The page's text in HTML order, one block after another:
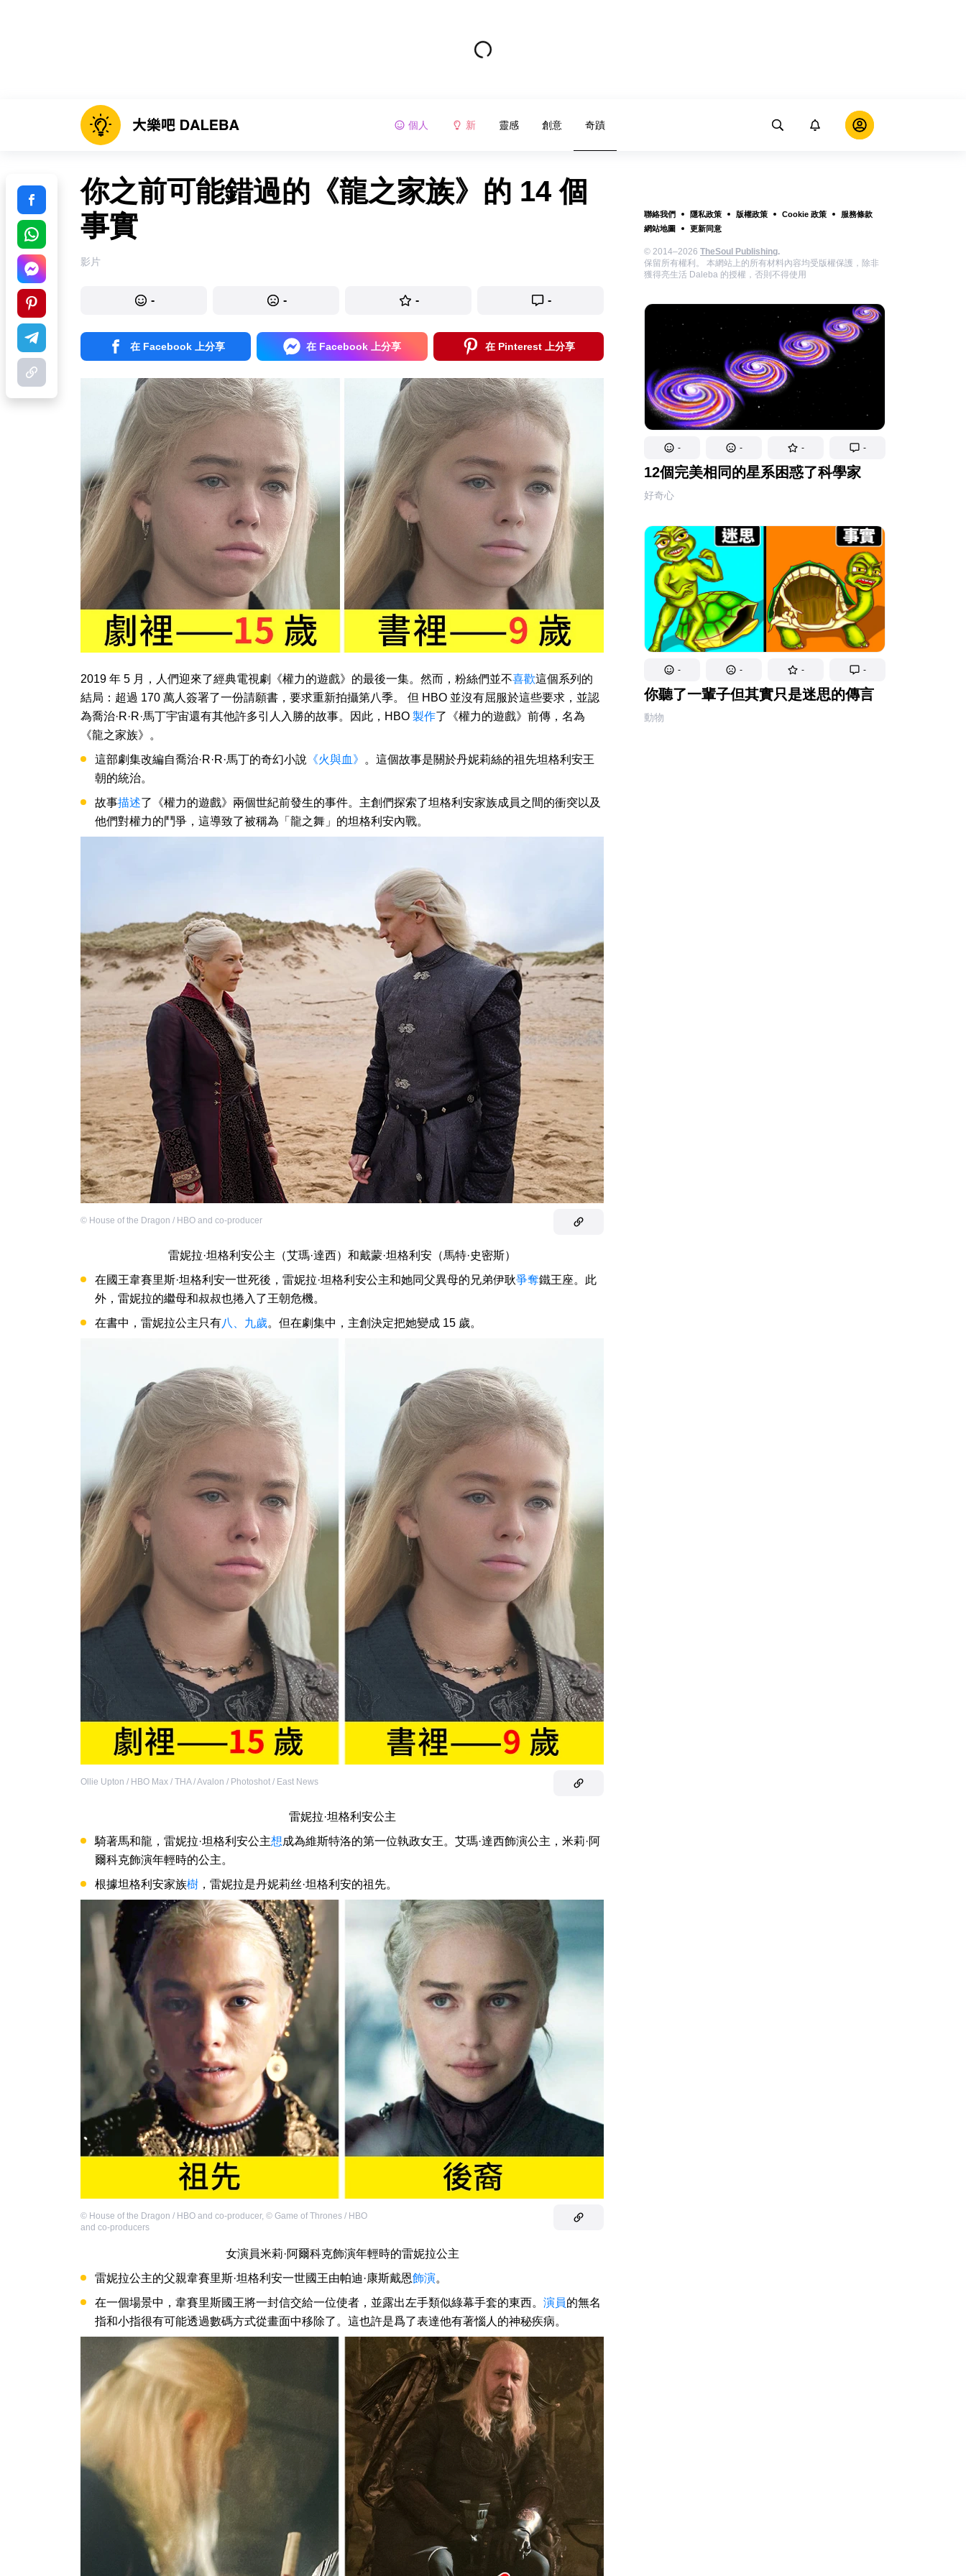
個人 新 靈感 創意 奇蹟
聯絡我們 隱私政策 版權政策 Cookie 政策
服務條款
網站地圖
更新同意
© 2014–2026 TheSoul Publishing.
保留所有權利。 本網站上的所有材料內容均受版權保護，除非
獲得亮生活 Daleba 的授權，否則不得使用
- - - -
12個完美相同的星系困惑了科學家
好奇心
- - - -
你聽了一輩子但其實只是迷思的傳言
動物
你之前可能錯過的《龍之家族》的 14 個
事實
影片
- - - -
在 Facebook 上分享 在 Facebook 上分享 在 Pinterest 上分享
2019 年 5 月，人們迎來了經典電視劇《權力的遊戲》的最後一集。然而，粉絲們並不喜歡這個系列的
結局：超過 170 萬人簽署了一份請願書，要求重新拍攝第八季。 但 HBO 並沒有屈服於這些要求，並認
為喬治·R·R·馬丁宇宙還有其他許多引人入勝的故事。因此，HBO 製作了《權力的遊戲》前傳，名為
《龍之家族》。
這部劇集改編自喬治·R·R·馬丁的奇幻小說 《火與血》
。這個故事是關於丹妮莉絲的祖先坦格利安王
朝的統治。
故事描述了《權力的遊戲》兩個世紀前發生的事件。主創們探索了坦格利安家族成員之間的衝突以及
他們對權力的鬥爭，這導致了被稱為「龍之舞」的坦格利安內戰。
© House of the Dragon / HBO and co-producer
雷妮拉·坦格利安公主（艾瑪·達西）和戴蒙·坦格利安（馬特·史密斯）
在國王韋賽里斯·坦格利安一世死後，雷妮拉·坦格利安公主和她同父異母的兄弟伊耿爭奪鐵王座。此
外，雷妮拉的繼母和叔叔也捲入了王朝危機。
在書中，雷妮拉公主只有八、九歲。但在劇集中，主創決定把她變成 15 歲。
Ollie Upton / HBO Max / THA / Avalon / Photoshot / East News
雷妮拉·坦格利安公主
騎著馬和龍，雷妮拉·坦格利安公主想成為維斯特洛的第一位執政女王。艾瑪·達西飾演公主，米莉·阿
爾科克飾演年輕時的公主。
根據坦格利安家族樹 ，雷妮拉是丹妮莉丝·坦格利安的祖先。
© House of the Dragon / HBO and co-producer, © Game of Thrones / HBO
and co-producers
女演員米莉·阿爾科克飾演年輕時的雷妮拉公主
雷妮拉公主的父親韋賽里斯·坦格利安一世國王由帕迪·康斯戴恩飾演。
在一個場景中，韋賽里斯國王將一封信交給一位使者，並露出左手類似綠幕手套的東西。 演員的無名
指和小指很有可能透過數碼方式從畫面中移除了。這也許是爲了表達他有著惱人的神秘疾病。